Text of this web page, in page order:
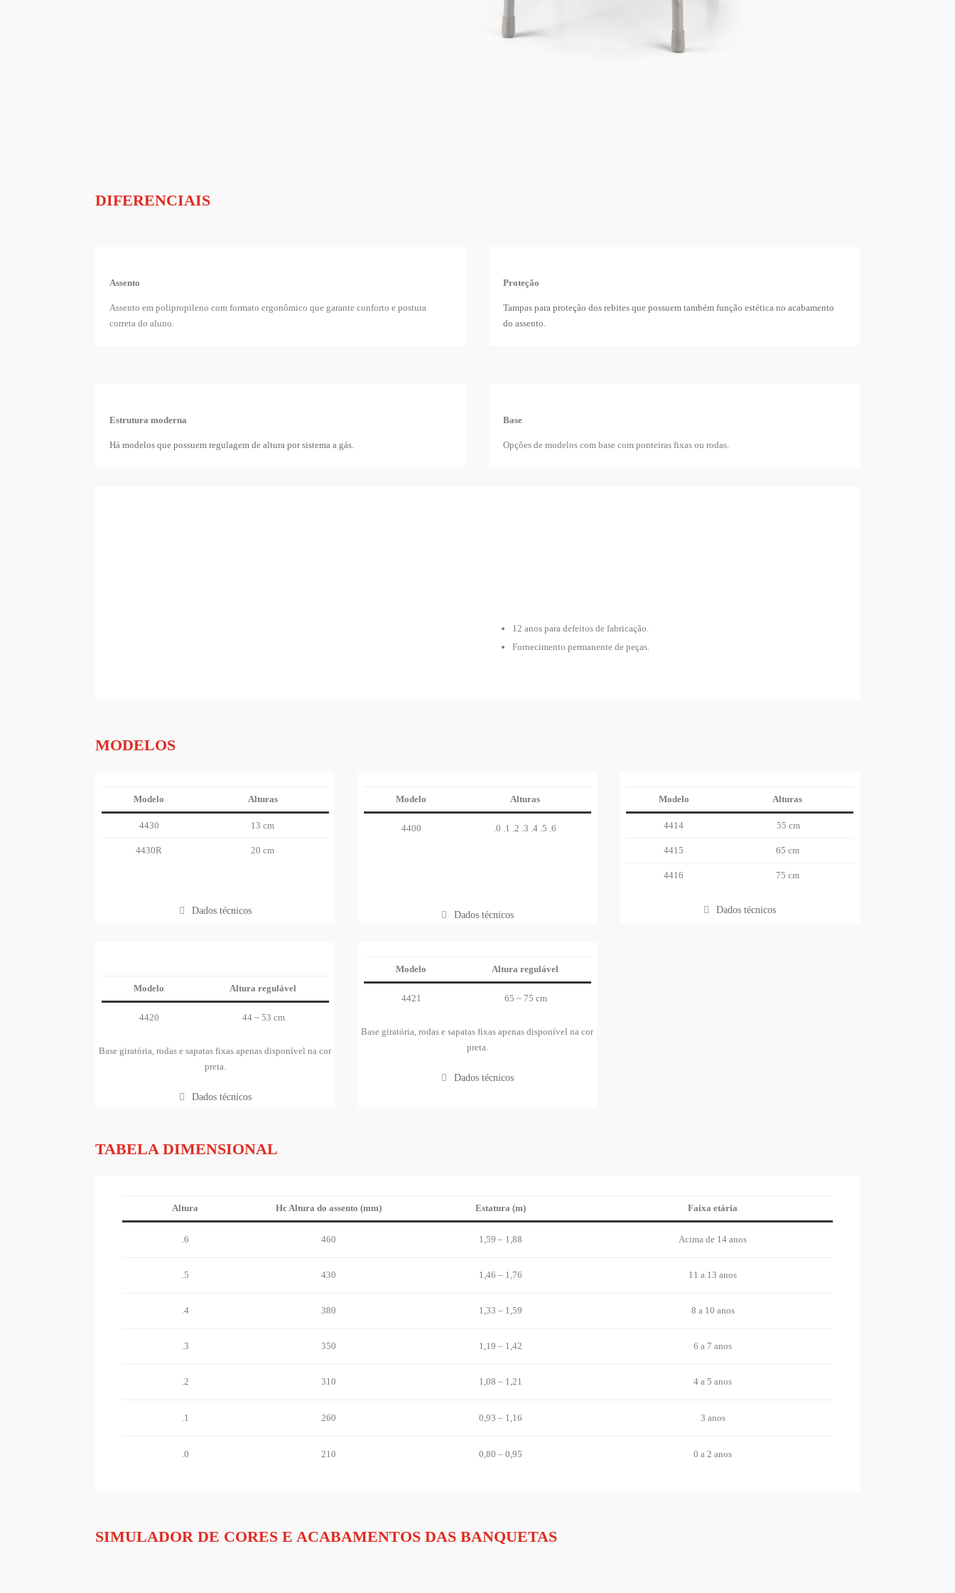
DIFERENCIAIS
Assento
Assento em polipropileno com formato ergonômico que garante conforto e postura
correta do aluno.
Proteção
Tampas para proteção dos rebites que possuem também função estética no acabamento
do assento.
Estrutura moderna
Há modelos que possuem regulagem de altura por sistema a gás.
Base
Opções de modelos com base com ponteiras fixas ou rodas.
12 anos para defeitos de fabricação.
Fornecimento permanente de peças.
MODELOS
Modelo Alturas
4430 13 cm
4430R 20 cm
Dados técnicos
Modelo Alturas
4400 .0 .1 .2 .3 .4 .5 .6
Dados técnicos
Modelo Alturas
4414 55 cm
4415 65 cm
4416 75 cm
Dados técnicos
Modelo Altura regulável
4420 44 ~ 53 cm
Base giratória, rodas e sapatas fixas apenas disponível na cor
preta.
Dados técnicos
Modelo Altura regulável
4421 65 ~ 75 cm
Base giratória, rodas e sapatas fixas apenas disponível na cor
preta.
Dados técnicos
TABELA DIMENSIONAL
Altura Hc Altura do assento (mm) Estatura (m) Faixa etária
.6 460 1,59 – 1,88 Acima de 14 anos
.5 430 1,46 – 1,76 11 a 13 anos
.4 380 1,33 – 1,59 8 a 10 anos
.3 350 1,19 – 1,42 6 a 7 anos
.2 310 1,08 – 1,21 4 a 5 anos
.1 260 0,93 – 1,16 3 anos
.0 210 0,80 – 0,95 0 a 2 anos
SIMULADOR DE CORES E ACABAMENTOS DAS BANQUETAS